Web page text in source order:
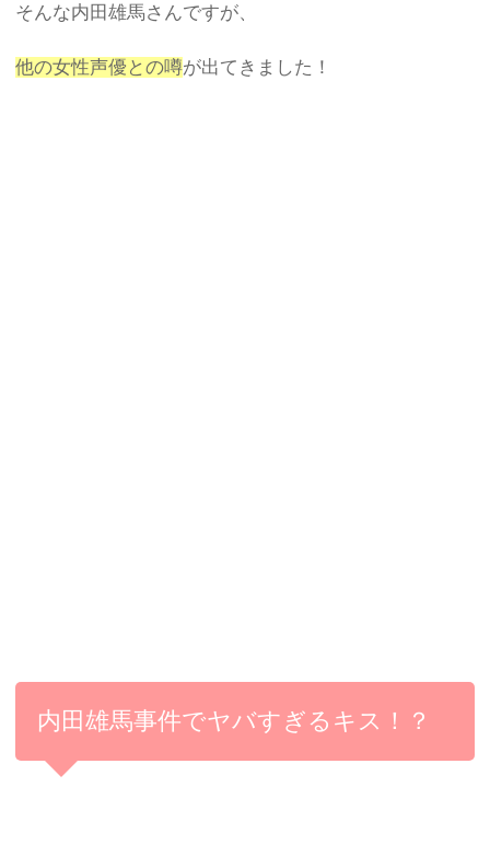
そんな内田雄馬さんですが、
他の女性声優との噂が出てきました！
内田雄馬事件でヤバすぎるキス！？